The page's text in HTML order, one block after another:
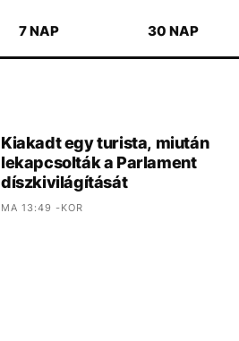
7 NAP 30 NAP
Kiakadt egy turista, miután
lekapcsolták a Parlament
díszkivilágítását
MA 13:49 -KOR